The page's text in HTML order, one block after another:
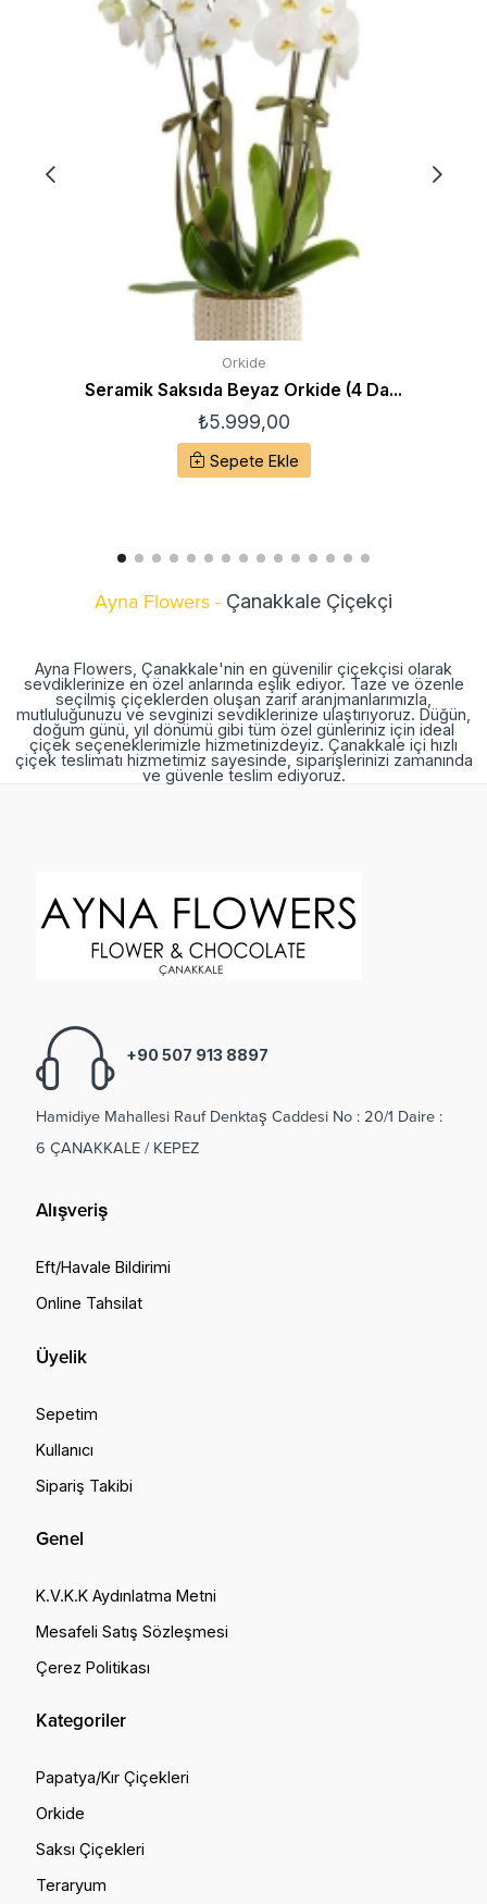
Orkide
Seramik Saksıda Beyaz Orkide (4 Da...
₺5.999,00
Sepete Ekle
Ayna Flowers - Çanakkale Çiçekçi
Ayna Flowers, Çanakkale'nin en güvenilir çiçekçisi olarak
sevdiklerinize en özel anlarında eşlik ediyor. Taze ve özenle
seçilmiş çiçeklerden oluşan zarif aranjmanlarımızla,
mutluluğunuzu ve sevginizi sevdiklerinize ulaştırıyoruz. Düğün,
doğum günü, yıl dönümü gibi tüm özel günleriniz için ideal
çiçek seçeneklerimizle hizmetinizdeyiz. Çanakkale içi hızlı
çiçek teslimatı hizmetimiz sayesinde, siparişlerinizi zamanında
ve güvenle teslim ediyoruz.
+90 507 913 8897
Hamidiye Mahallesi Rauf Denktaş Caddesi No : 20/1 Daire :
6 ÇANAKKALE / KEPEZ
Alışveriş
Eft/Havale Bildirimi
Online Tahsilat
Üyelik
Sepetim
Kullanıcı
Sipariş Takibi
Genel
K.V.K.K Aydınlatma Metni
Mesafeli Satış Sözleşmesi
Çerez Politikası
Kategoriler
Papatya/Kır Çiçekleri
Orkide
Saksı Çiçekleri
Teraryum